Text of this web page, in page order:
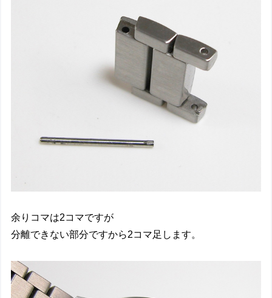
余りコマは2コマですが
分離できない部分ですから2コマ足します。